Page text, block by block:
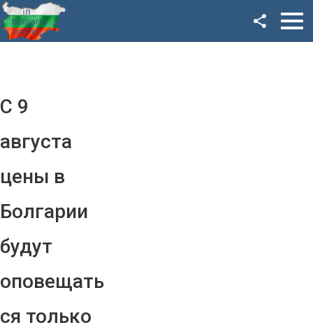
С 9
августа
цены в
Болгарии
будут
оповещать
ся только